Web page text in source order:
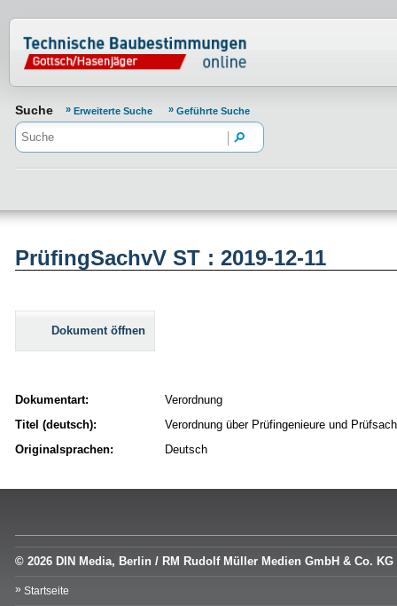
Normenportal Barrierefreiheit
Suche Erweiterte Suche Geführte Suche
PrüfingSachvV ST : 2019-12-11
Dokument öffnen
Dokumentart:
Verordnung
Titel (deutsch):
Verordnung über Prüfingenieure und
Originalsprachen:
Deutsch
© 2026 DIN Media, Berlin / RM Rudolf Müller Medien GmbH & Co. KG
Startseite